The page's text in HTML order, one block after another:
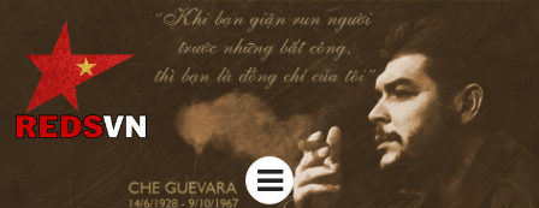
Kênh chia sẻ tri thức cộng đồng
Menu